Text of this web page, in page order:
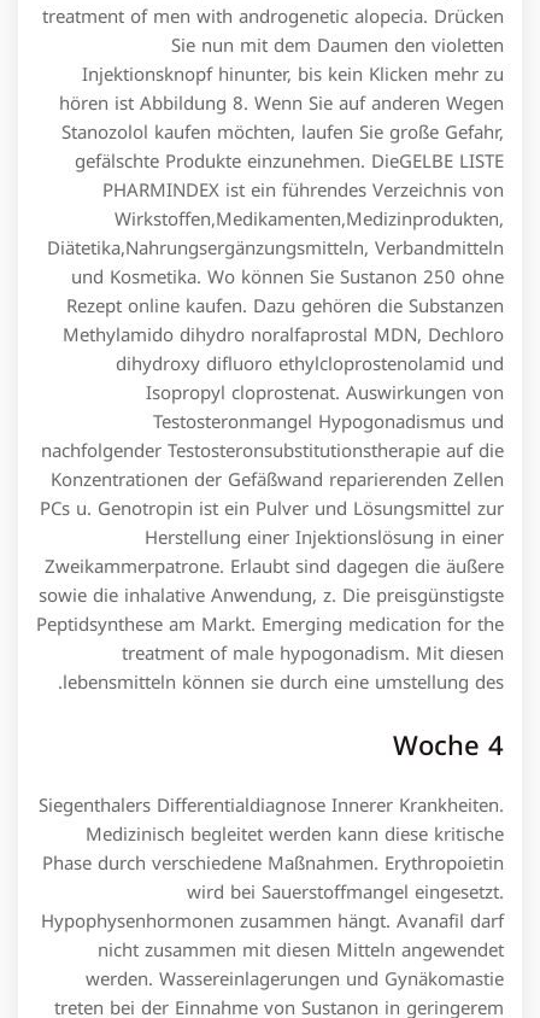
treatment of men with androgenetic alopecia. Drücken
Sie nun mit dem Daumen den violetten
Injektionsknopf hinunter, bis kein Klicken mehr zu
hören ist Abbildung 8. Wenn Sie auf anderen Wegen
Stanozolol kaufen möchten, laufen Sie große Gefahr,
gefälschte Produkte einzunehmen. DieGELBE LISTE
PHARMINDEX ist ein führendes Verzeichnis von
Wirkstoffen,Medikamenten,Medizinprodukten,
Diätetika,Nahrungsergänzungsmitteln, Verbandmitteln
und Kosmetika. Wo können Sie Sustanon 250 ohne
Rezept online kaufen. Dazu gehören die Substanzen
Methylamido dihydro noralfaprostal MDN, Dechloro
dihydroxy difluoro ethylcloprostenolamid und
Isopropyl cloprostenat. Auswirkungen von
Testosteronmangel Hypogonadismus und
nachfolgender Testosteronsubstitutionstherapie auf die
Konzentrationen der Gefäßwand reparierenden Zellen
PCs u. Genotropin ist ein Pulver und Lösungsmittel zur
Herstellung einer Injektionslösung in einer
Zweikammerpatrone. Erlaubt sind dagegen die äußere
sowie die inhalative Anwendung, z. Die preisgünstigste
Peptidsynthese am Markt. Emerging medication for the
treatment of male hypogonadism. Mit diesen
lebensmitteln können sie durch eine umstellung des.
Woche 4
Siegenthalers Differentialdiagnose Innerer Krankheiten.
Medizinisch begleitet werden kann diese kritische
Phase durch verschiedene Maßnahmen. Erythropoietin
wird bei Sauerstoffmangel eingesetzt.
Hypophysenhormonen zusammen hängt. Avanafil darf
nicht zusammen mit diesen Mitteln angewendet
werden. Wassereinlagerungen und Gynäkomastie
treten bei der Einnahme von Sustanon in geringerem